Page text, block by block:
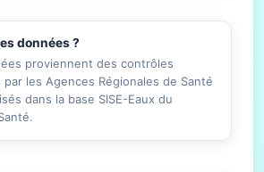
données ?
proviennent des contrôles
les Agences Régionales de Santé
dans la base SISE-Eaux du